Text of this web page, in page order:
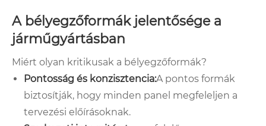
A bélyegzőformák jelentősége a
járműgyártásban
Miért olyan kritikusak a bélyegzőformák?
Pontosság és konzisztencia:A pontos formák
biztosítják, hogy minden panel megfeleljen a
tervezési előírásoknak.